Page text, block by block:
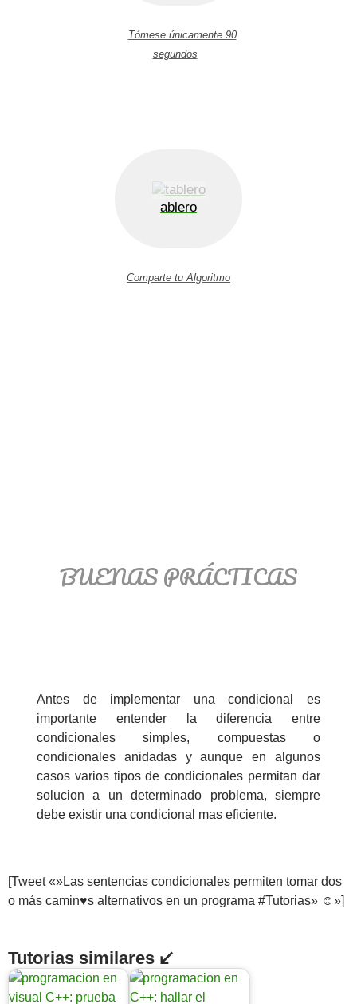
Tómese únicamente 90
segundos
ablero
Comparte tu Algoritmo
BUENAS PRÁCTICAS
Antes de implementar una condicional es
importante entender la diferencia entre
condicionales simples, compuestas o
condicionales anidadas y aunque en algunos
casos varios tipos de condicionales permitan dar
solucion a un determinado problema, siempre
debe existir una condicional mas eficiente.
[Tweet «»Las sentencias condicionales permiten tomar dos
o más camin♥s alternativos en un programa #Tutorias» ☺»]
Tutorias similares ↙